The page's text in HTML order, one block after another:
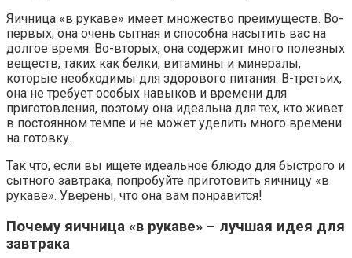
Яичница «в рукаве» имеет множество преимуществ. Во-
первых, она очень сытная и способна насытить вас на
долгое время. Во-вторых, она содержит много полезных
веществ, таких как белки, витамины и минералы,
которые необходимы для здорового питания. В-третьих,
она не требует особых навыков и времени для
приготовления, поэтому она идеальна для тех, кто живет
в постоянном темпе и не может уделить много времени
на готовку.
Так что, если вы ищете идеальное блюдо для быстрого и
сытного завтрака, попробуйте приготовить яичницу «в
рукаве». Уверены, что она вам понравится!
Почему яичница «в рукаве» – лучшая идея для
завтрака